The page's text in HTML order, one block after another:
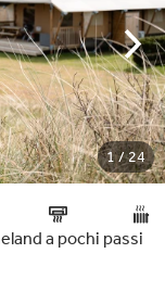
1 / 24
a pochi passi